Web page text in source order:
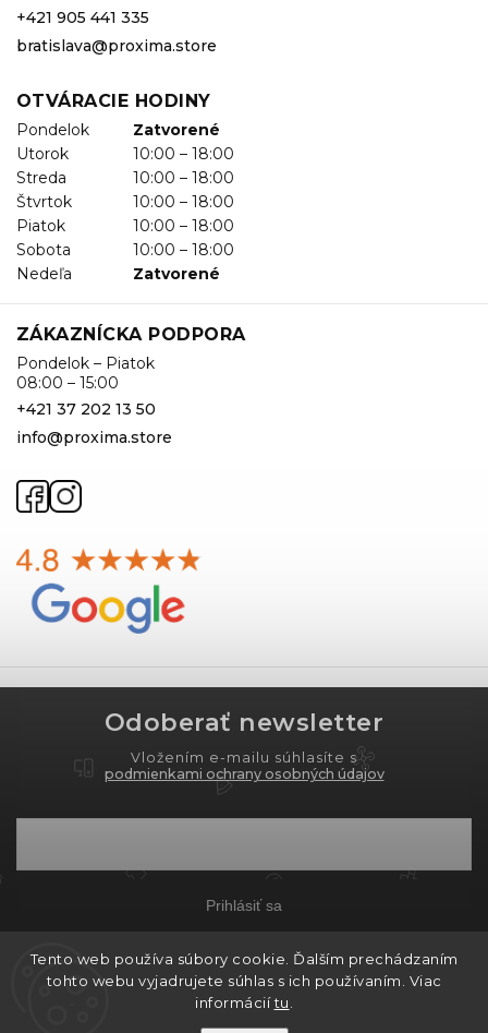
Tento web používa súbory cookie. Ďalším prechádzaním
tohto webu vyjadrujete súhlas s ich používaním. Viac
informáciítu
+421 905 441 335
bratislava@proxima.store
OTVÁRACIE HODINY
Pondelok
Zatvorené
Utorok
10:00 – 18:00
Streda
10:00 – 18:00
Štvrtok
10:00 – 18:00
Piatok
10:00 – 18:00
Sobota
10:00 – 18:00
Nedeľa
Zatvorené
ZÁKAZNÍCKA PODPORA
Pondelok – Piatok
08:00 – 15:00
+421 37 202 13 50
info@proxima.store
Odoberať newsletter
Vložením e-mailu súhlasíte s
podmienkami ochrany osobných údajov
Prihlásiť sa
Copyright 2026PROXIMA.store